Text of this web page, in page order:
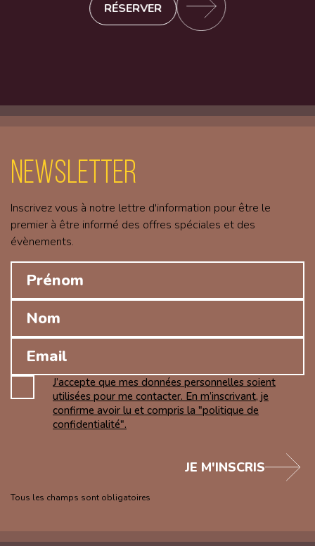
RÉSERVER
Newsletter
Inscrivez vous à notre lettre d'information pour être le
premier à être informé des offres spéciales et des
évènements.
J’accepte que mes données personnelles soient
utilisées pour me contacter. En m’inscrivant, je
confirme avoir lu et compris la "politique de
confidentialité".
Tous les champs sont obligatoires
JE M'INSCRIS